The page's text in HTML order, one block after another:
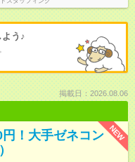
う♪
掲載日：2026.08.06
NEW
円！大手ゼネコン